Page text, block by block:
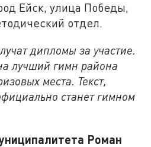
Ейск, улица Победы,
отдел.
дипломы за участие.
лучший гимн района
места. Текст,
станет гимном
Роман